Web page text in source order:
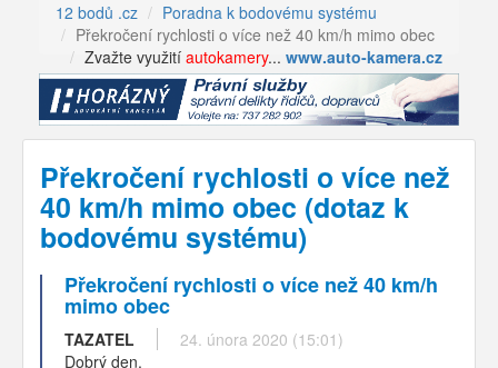
12 bodů .cz
Poradna k bodovému systému
Překročení rychlosti o více než 40 km/h mimo obec
Zvažte využití autokamery... www.auto-kamera.cz
Překročení rychlosti o více než
40 km/h mimo obec (dotaz k
bodovému systému)
Překročení rychlosti o více než 40 km/h
mimo obec
TAZATEL
24. února 2020 (15:01)
Dobrý den,